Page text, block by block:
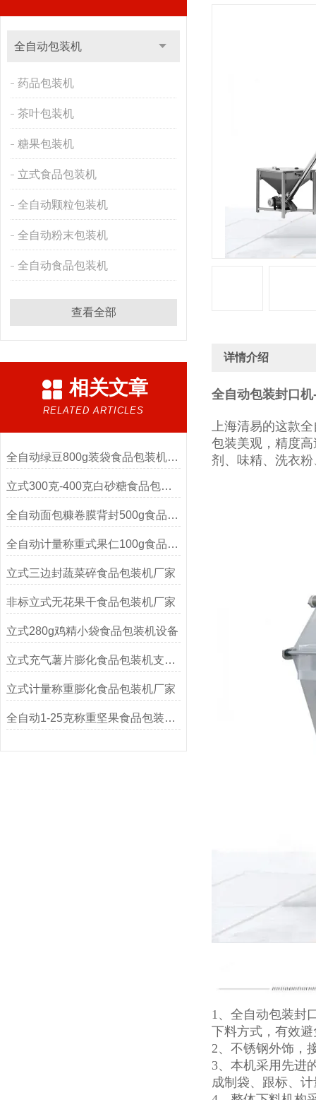
全自动包装机
药品包装机
茶叶包装机
糖果包装机
立式食品包装机
全自动颗粒包装机
全自动粉末包装机
全自动食品包装机
查看全部
相关文章
RELATED ARTICLES
全自动绿豆800g装袋食品包装机厂家
立式300克-400克白砂糖食品包装机
全自动面包糠卷膜背封500g食品包装机厂家
全自动计量称重式果仁100g食品包装机
立式三边封蔬菜碎食品包装机厂家
非标立式无花果干食品包装机厂家
立式280g鸡精小袋食品包装机设备
立式充气薯片膨化食品包装机支持定制
立式计量称重膨化食品包装机厂家
全自动1-25克称重坚果食品包装机定制
详情介绍
全自动包装封口
上海清易的这款
包装美观，精度
剂、味精、洗衣
1、 全自动包装封
下料方式，有效
2、不锈钢外饰，
3、本机采用先进
成制袋、跟标、